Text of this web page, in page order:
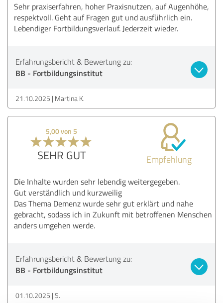
Sehr praxiserfahren, hoher Praxisnutzen, auf Augenhöhe,
respektvoll. Geht auf Fragen gut und ausführlich ein.
Lebendiger Fortbildungsverlauf. Jederzeit wieder.
Erfahrungsbericht & Bewertung zu:
BB - Fortbildungsinstitut
21.10.2025 Martina K.
5,00 von 5
SEHR GUT Empfehlung
Die Inhalte wurden sehr lebendig weitergegeben.
Gut verständlich und kurzweilig
Das Thema Demenz wurde sehr gut erklärt und nahe
gebracht, sodass ich in Zukunft mit betroffenen Menschen
anders umgehen werde.
Erfahrungsbericht & Bewertung zu:
BB - Fortbildungsinstitut
01.10.2025 S.